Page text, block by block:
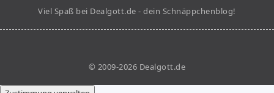
Viel Spaß bei Dealgott.de - dein Schnäppchenblog!
© 2009-2026 Dealgott.de